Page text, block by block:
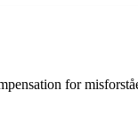
for